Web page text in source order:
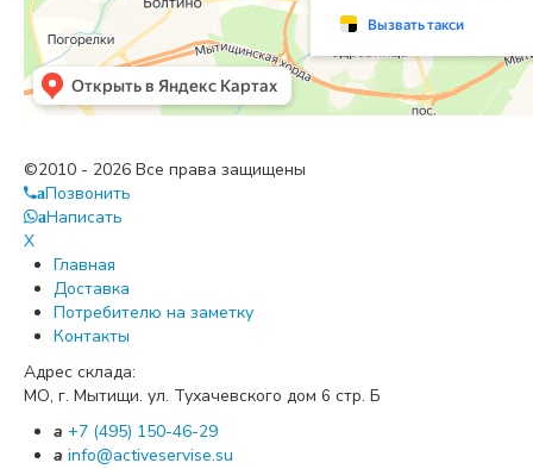
©2010 - 2026 Все права защищены
aПозвонить
aНаписать
X
Главная
Доставка
Потребителю на заметку
Контакты
Адрес склада:
МО, г. Мытищи. ул. Тухачевского дом 6 стр. Б
a +7 (495) 150-46-29
a info@activeservise.su